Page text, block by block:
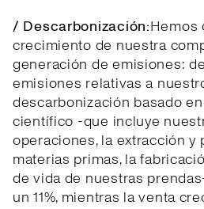
/ Descarbonización:Hemos
crecimiento de nuestra
generación de emisiones:
emisiones relativas a
descarbonización basado
científico -que incluye
operaciones, la extracción y
materias primas, la
de vida de nuestras
un 11%, mientras la venta